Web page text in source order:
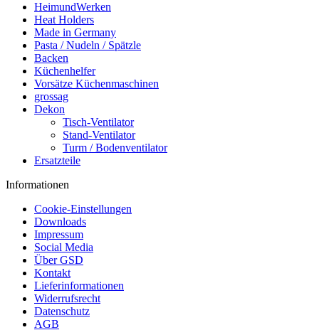
HeimundWerken
Heat Holders
Made in Germany
Pasta / Nudeln / Spätzle
Backen
Küchenhelfer
Vorsätze Küchenmaschinen
grossag
Dekon
Tisch-Ventilator
Stand-Ventilator
Turm / Bodenventilator
Ersatzteile
Informationen
Cookie-Einstellungen
Downloads
Impressum
Social Media
Über GSD
Kontakt
Lieferinformationen
Widerrufsrecht
Datenschutz
AGB